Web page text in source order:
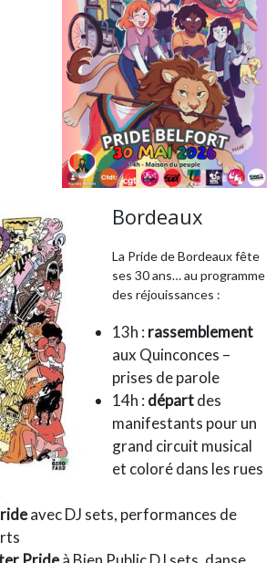
Bordeaux
La Pride de Bordeaux fête
ses 30 ans… au programme
des réjouissances :
13h : rassemblement
aux Quinconces –
prises de parole
14h : départdes
manifestants pour un
grand circuit musical
et coloré dans les rues
avec DJ sets, performances de